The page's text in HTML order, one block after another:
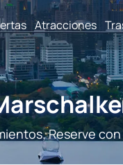
Atracciones
Reserve